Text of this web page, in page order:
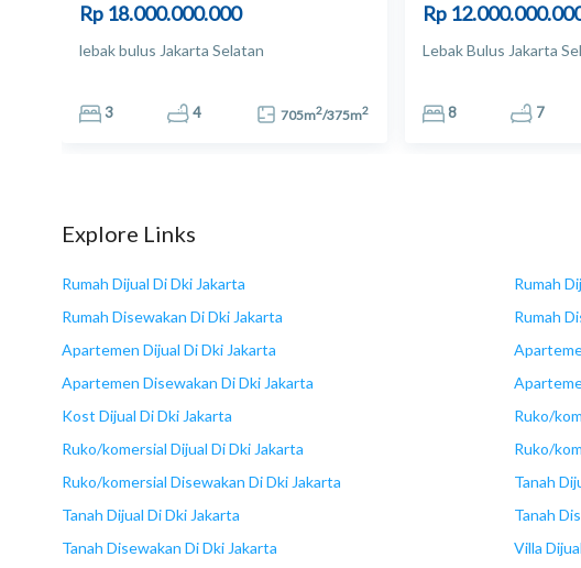
Apakah mobil masuk? Masuk mobil, Jalan lebar
Rp 18.000.000.000
lebak bulus Jakarta Selatan
3 4 705m2/375m2
Rp
Lebak Bulus Jakarta
8 7
Explore Links
Rumah Dijual Di Dki Jakarta
Rumah Disewakan Di Dki Jakarta
Apartemen Dijual Di Dki Jakarta
Apartemen Disewakan Di Dki Jakarta
Kost Dijual Di Dki Jakarta
Ruko/komersial Dijual Di Dki Jakarta
Ruko/komersial Disewakan Di Dki Jakarta
Tanah Dijual Di Dki Jakarta
Tanah Disewakan Di Dki Jakarta
Rumah
Rumah
Ruko/
Ruko/
Tanah
Tanah
Villa